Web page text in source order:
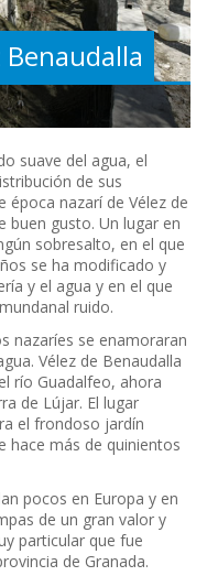
Benaudalla
suave del agua, el
de sus
época nazarí de Vélez de
buen gusto. Un lugar en
sobresalto, en el que
se ha modificado y
y el agua y en el que
ruido.
nazaríes se enamoraran
Vélez de Benaudalla
río Guadalfeo, ahora
de Lújar. El lugar
el frondoso jardín
hace más de quinientos
pocos en Europa y en
de un gran valor y
particular que fue
de Granada.